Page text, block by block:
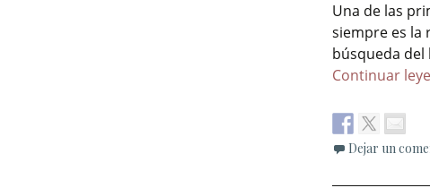
Una de las
siempre es la
búsqueda
Continuar
Dejar un